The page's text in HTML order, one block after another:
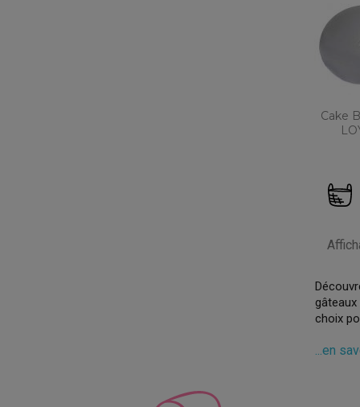
Cake
choix
Notre
...en